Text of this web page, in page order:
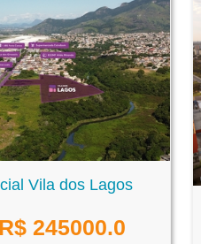
Vila dos Lagos
R$ 245000.0